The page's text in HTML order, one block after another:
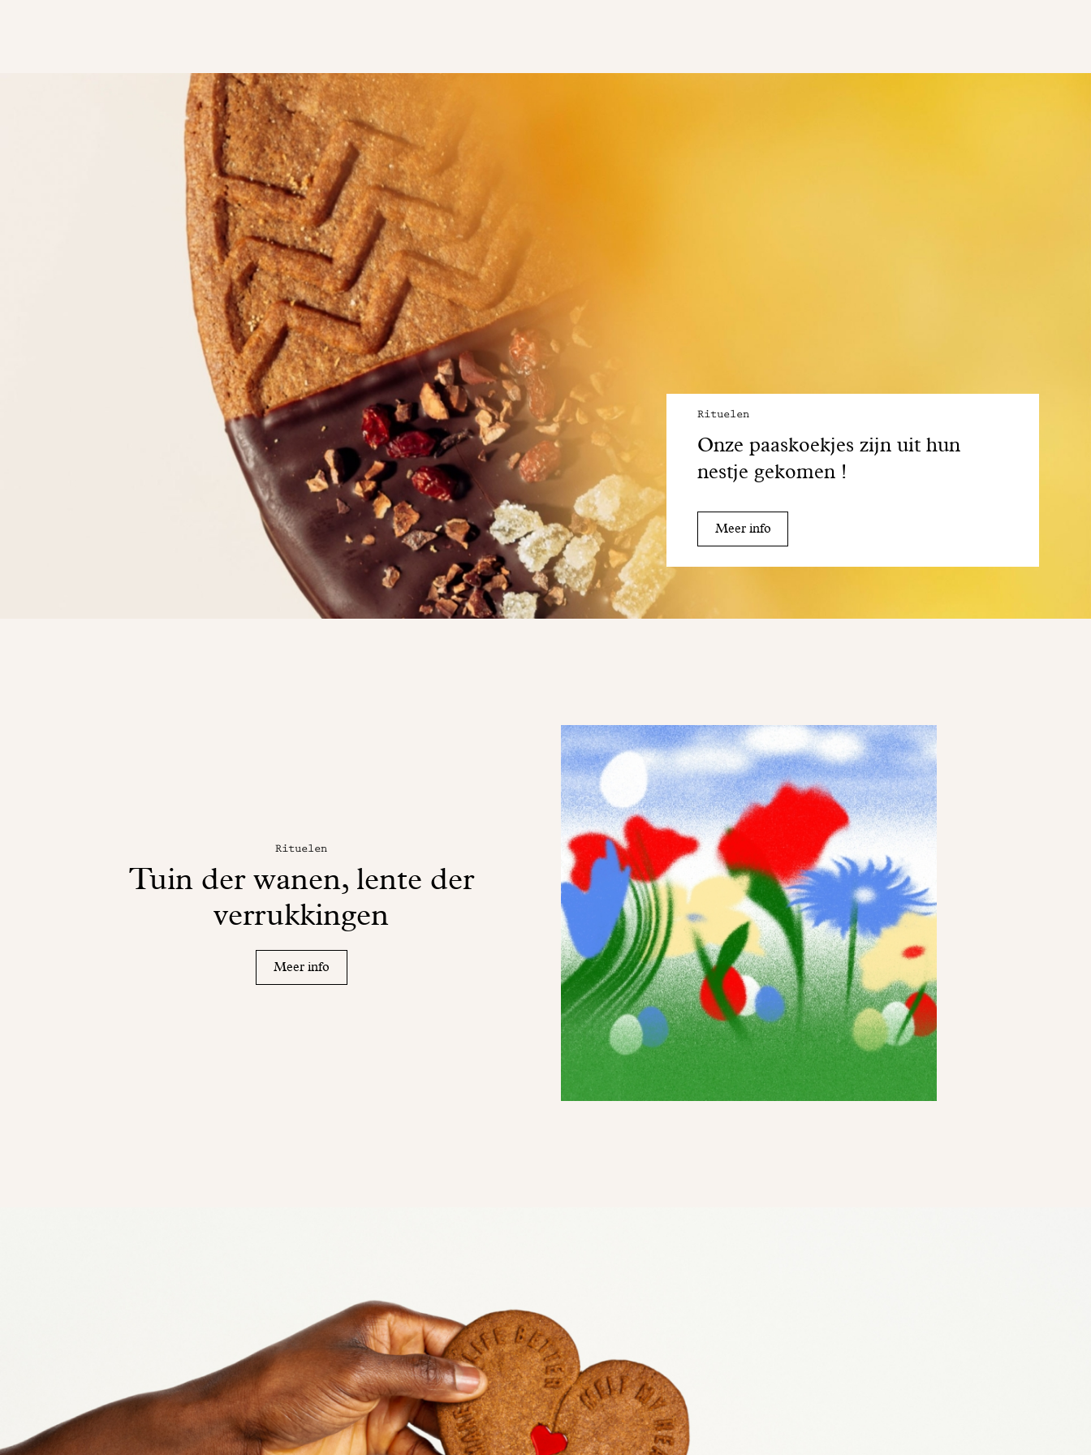
Rituelen
Onze paaskoekjes zijn uit hun
nestje gekomen !
Meer info
Rituelen
Tuin der wanen, lente der
verrukkingen
Meer info